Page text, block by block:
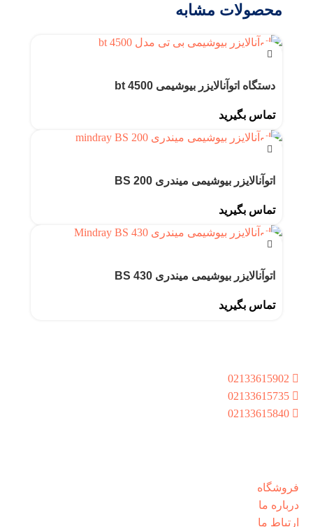
محصولات مشابه
دستگاه اتوآنالایزر بیوشیمی bt 4500
تماس بگیرید
اتوآنالایزر بیوشیمی میندری BS 200
تماس بگیرید
اتوآنالایزر بیوشیمی میندری BS 430
تماس بگیرید
02133615902
02133615735
02133615840
فروشگاه
درباره ما
ارتباط ما